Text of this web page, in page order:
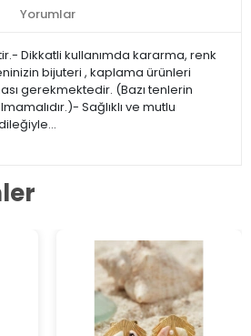
Yorumlar
Dikkatli kullanımda kararma, renk
bijuteri , kaplama ürünleri
gerekmektedir. (Bazı tenlerin
Sağlıklı ve mutlu